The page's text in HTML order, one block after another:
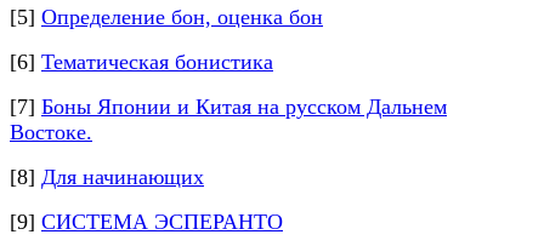
[5] Определение бон, оценка бон
[6] Тематическая бонистика
[7] Боны Японии и Китая на русском Дальнем
Востоке.
[8] Для начинающих
[9] СИСТЕМА ЭСПЕРАНТО